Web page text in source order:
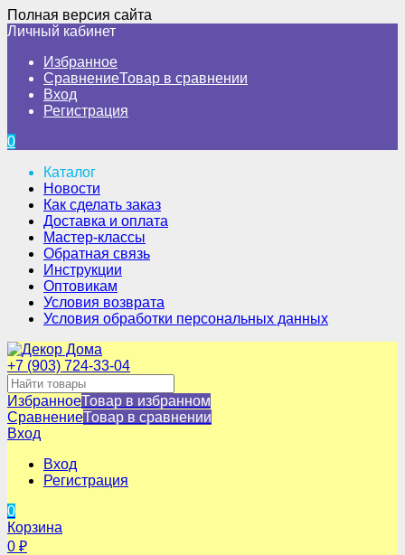
Полная версия сайта
Личный кабинет
Избранное
СравнениеТовар в сравнении
Вход
Регистрация
0
Каталог
Новости
Как сделать заказ
Доставка и оплата
Мастер-классы
Обратная связь
Инструкции
Оптовикам
Условия возврата
Условия обработки персональных данных
+7 (903) 724-33-04
ИзбранноеТовар в избранном
СравнениеТовар в сравнении
Вход
Вход
Регистрация
0
Корзина
0 ₽